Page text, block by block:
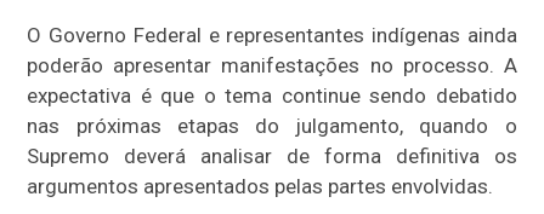
O Governo Federal e representantes indígenas ainda
poderão apresentar manifestações no processo. A
expectativa é que o tema continue sendo debatido
nas próximas etapas do julgamento, quando o
Supremo deverá analisar de forma definitiva os
argumentos apresentados pelas partes envolvidas.